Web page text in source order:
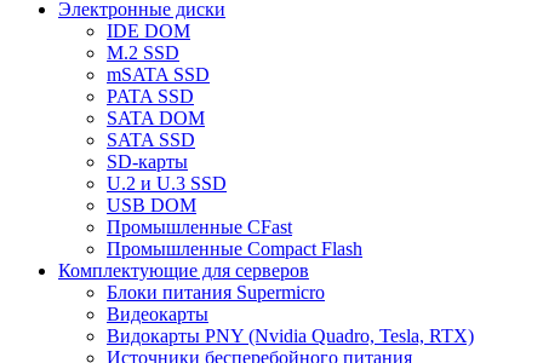
Электронные диски
IDE DOM
M.2 SSD
mSATA SSD
PATA SSD
SATA DOM
SATA SSD
SD-карты
U.2 и U.3 SSD
USB DOM
Промышленные CFast
Промышленные Compact Flash
Комплектующие для серверов
Блоки питания Supermicro
Видеокарты
Видокарты PNY (Nvidia Quadro, Tesla, RTX)
Источники бесперебойного питания